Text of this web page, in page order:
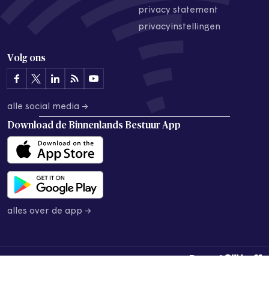
privacy statement
privacyinstellingen
Volg ons
alle social media →
Download de Binnenlands Bestuur App
alles over de app →